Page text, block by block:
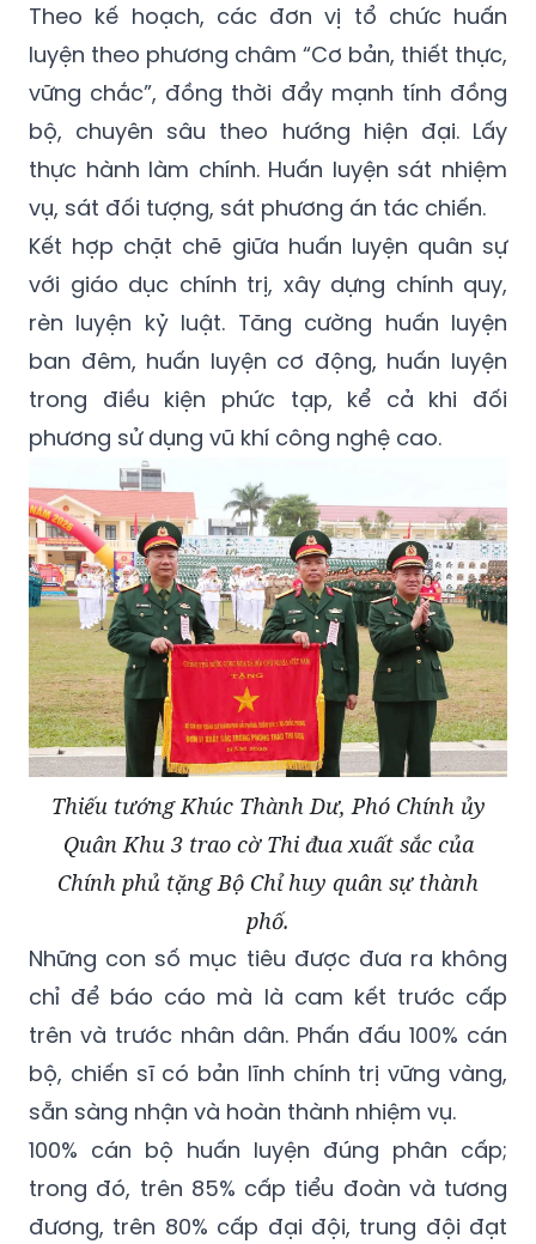
Theo kế hoạch, các đơn vị tổ chức huấn
luyện theo phương châm “Cơ bản, thiết thực,
vững chắc”, đồng thời đẩy mạnh tính đồng
bộ, chuyên sâu theo hướng hiện đại. Lấy
thực hành làm chính. Huấn luyện sát nhiệm
vụ, sát đối tượng, sát phương án tác chiến.
Kết hợp chặt chẽ giữa huấn luyện quân sự
với giáo dục chính trị, xây dựng chính quy,
rèn luyện kỷ luật. Tăng cường huấn luyện
ban đêm, huấn luyện cơ động, huấn luyện
trong điều kiện phức tạp, kể cả khi đối
phương sử dụng vũ khí công nghệ cao.
Thiếu tướng Khúc Thành Dư, Phó Chính ủy
Quân Khu 3 trao cờ Thi đua xuất sắc của
Chính phủ tặng Bộ Chỉ huy quân sự thành
phố.
Những con số mục tiêu được đưa ra không
chỉ để báo cáo mà là cam kết trước cấp
trên và trước nhân dân. Phấn đấu 100% cán
bộ, chiến sĩ có bản lĩnh chính trị vững vàng,
sẵn sàng nhận và hoàn thành nhiệm vụ.
100% cán bộ huấn luyện đúng phân cấp;
trong đó, trên 85% cấp tiểu đoàn và tương
đương, trên 80% cấp đại đội, trung đội đạt